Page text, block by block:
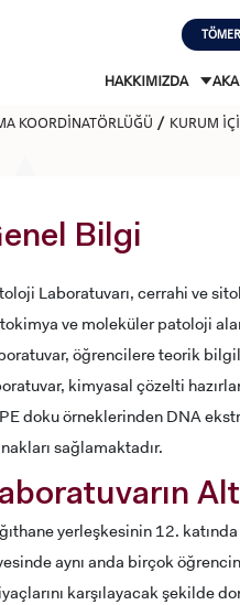
HAKKIMIZDA
KOORDİNATÖRLÜĞÜ KURUM
Bilgi
Laboratuvarı, cerrahi ve
ve moleküler patoloji
öğrencilere teorik
kimyasal çözelti
doku örneklerinden DNA
sağlamaktadır.
yerleşkesinin 12.
aynı anda birçok
karşılayacak şekilde